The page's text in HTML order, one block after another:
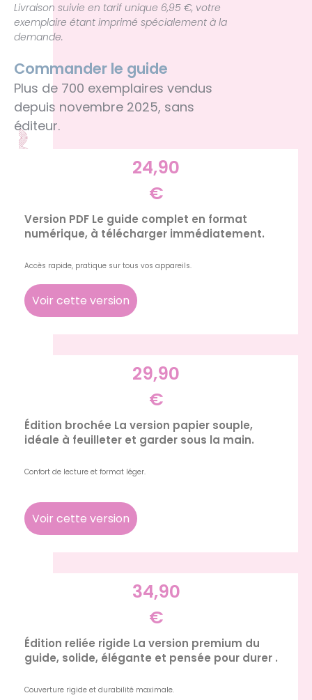
Livraison suivie en tarif unique 6,95 €, votre
exemplaire étant imprimé spécialement à la
demande.
Commander le guide
Plus de 700 exemplaires vendus
depuis novembre 2025, sans
éditeur.
24,90
€
Version PDF Le guide complet en format
numérique, à télécharger immédiatement.
Accès rapide, pratique sur tous vos appareils.
Voir cette version
29,90
€
Édition brochée La version papier souple,
idéale à feuilleter et garder sous la main.
Confort de lecture et format léger.
Voir cette version
34,90
€
Édition reliée rigide La version premium du
guide, solide, élégante et pensée pour durer .
Couverture rigide et durabilité maximale.